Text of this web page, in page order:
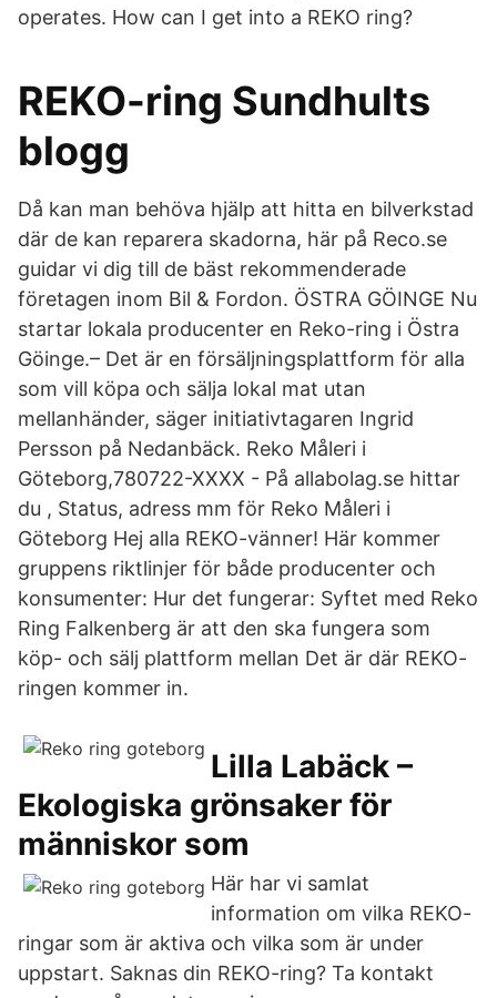
operates. How can I get into a REKO ring?
REKO-ring Sundhults
blogg
Då kan man behöva hjälp att hitta en bilverkstad
där de kan reparera skadorna, här på Reco.se
guidar vi dig till de bäst rekommenderade
företagen inom Bil & Fordon. ÖSTRA GÖINGE Nu
startar lokala producenter en Reko-ring i Östra
Göinge.– Det är en försäljningsplattform för alla
som vill köpa och sälja lokal mat utan
mellanhänder, säger initiativtagaren Ingrid
Persson på Nedanbäck. Reko Måleri i
Göteborg,780722-XXXX - På allabolag.se hittar
du , Status, adress mm för Reko Måleri i
Göteborg Hej alla REKO-vänner! Här kommer
gruppens riktlinjer för både producenter och
konsumenter: Hur det fungerar: Syftet med Reko
Ring Falkenberg är att den ska fungera som
köp- och sälj plattform mellan Det är där REKO-
ringen kommer in.
Lilla Labäck –
Ekologiska grönsaker för
människor som
Här har vi samlat
information om vilka REKO-
ringar som är aktiva och vilka som är under
uppstart. Saknas din REKO-ring? Ta kontakt